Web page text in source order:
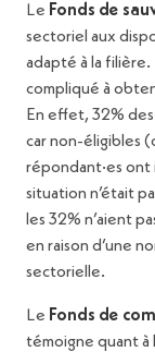
Le Fonds de
sectoriel aux
adapté à la filière.
compliqué à
En effet, 32% des
car non-éligibles
répondant·es ont
situation n’était
les 32% n’aient
en raison d’une
sectorielle.
Le Fonds de
témoigne quant à